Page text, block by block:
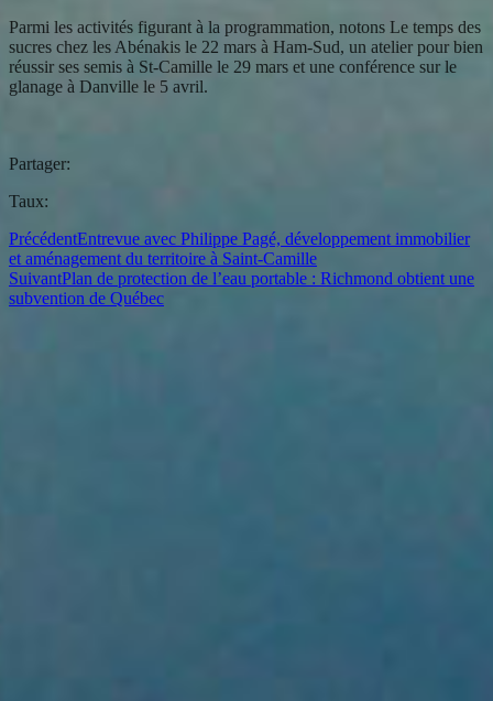
Parmi les activités figurant à la programmation, notons Le temps des
sucres chez les Abénakis le 22 mars à Ham-Sud, un atelier pour bien
réussir ses semis à St-Camille le 29 mars et une conférence sur le
glanage à Danville le 5 avril.
Partager:
Taux:
PrécédentEntrevue avec Philippe Pagé, développement immobilier
et aménagement du territoire à Saint-Camille
SuivantPlan de protection de l’eau portable : Richmond obtient une
subvention de Québec